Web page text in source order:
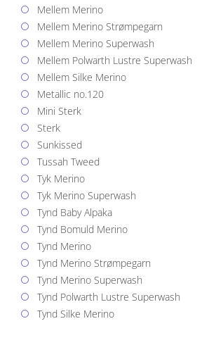
Mellem Merino
Mellem Merino Strømpegarn
Mellem Merino Superwash
Mellem Polwarth Lustre Superwash
Mellem Silke Merino
Metallic no.120
Mini Sterk
Sterk
Sunkissed
Tussah Tweed
Tyk Merino
Tyk Merino Superwash
Tynd Baby Alpaka
Tynd Bomuld Merino
Tynd Merino
Tynd Merino Strømpegarn
Tynd Merino Superwash
Tynd Polwarth Lustre Superwash
Tynd Silke Merino